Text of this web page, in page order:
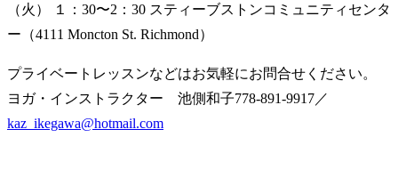
（火） １：30〜2：30 スティーブストンコミュニティセンタ
ー（4111 Moncton St. Richmond）
プライベートレッスンなどはお気軽にお問合せください。
ヨガ・インストラクター 池側和子778-891-9917／
kaz_ikegawa@hotmail.com